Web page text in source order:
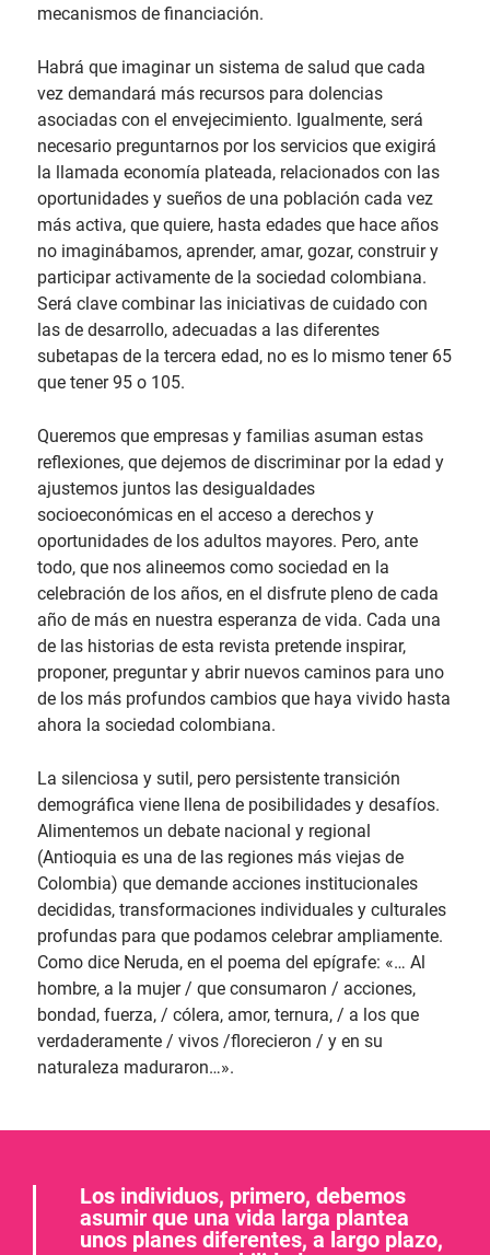
mecanismos de financiación.
Habrá que imaginar un sistema de salud que cada
vez demandará más recursos para dolencias
asociadas con el envejecimiento. Igualmente, será
necesario preguntarnos por los servicios que exigirá
la llamada economía plateada, relacionados con las
oportunidades y sueños de una población cada vez
más activa, que quiere, hasta edades que hace años
no imaginábamos, aprender, amar, gozar, construir y
participar activamente de la sociedad colombiana.
Será clave combinar las iniciativas de cuidado con
las de desarrollo, adecuadas a las diferentes
subetapas de la tercera edad, no es lo mismo tener 65
que tener 95 o 105.
Queremos que empresas y familias asuman estas
reflexiones, que dejemos de discriminar por la edad y
ajustemos juntos las desigualdades
socioeconómicas en el acceso a derechos y
oportunidades de los adultos mayores. Pero, ante
todo, que nos alineemos como sociedad en la
celebración de los años, en el disfrute pleno de cada
año de más en nuestra esperanza de vida. Cada una
de las historias de esta revista pretende inspirar,
proponer, preguntar y abrir nuevos caminos para uno
de los más profundos cambios que haya vivido hasta
ahora la sociedad colombiana.
La silenciosa y sutil, pero persistente transición
demográfica viene llena de posibilidades y desafíos.
Alimentemos un debate nacional y regional
(Antioquia es una de las regiones más viejas de
Colombia) que demande acciones institucionales
decididas, transformaciones individuales y culturales
profundas para que podamos celebrar ampliamente.
Como dice Neruda, en el poema del epígrafe: «… Al
hombre, a la mujer / que consumaron / acciones,
bondad, fuerza, / cólera, amor, ternura, / a los que
verdaderamente / vivos /florecieron / y en su
naturaleza maduraron…».
Los individuos, primero, debemos
asumir que una vida larga plantea
unos planes diferentes, a largo plazo,